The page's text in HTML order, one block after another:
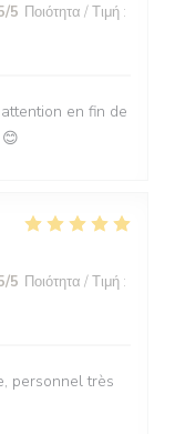
/5 Ποιότητα / Τιμή :
en fin de
/5 Ποιότητα / Τιμή :
personnel très